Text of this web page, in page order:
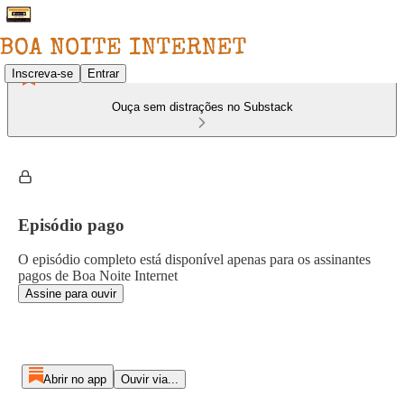
Inscreva-se Entrar
Ouça sem distrações no Substack
Episódio pago
O episódio completo está disponível apenas para os assinantes
pagos de Boa Noite Internet
Assine para ouvir
Abrir no app Ouvir via...